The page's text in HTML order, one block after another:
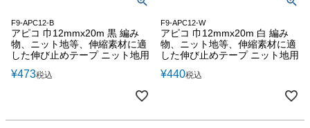
F9-APC12-B
アピコ 巾12mmx20m 黒 編み
物、ニット地等、伸縮素材に適
した伸び止めテープ ニット地用
¥473税込
F9-APC12-W
アピコ 巾12mmx20m 白 編み
物、ニット地等、伸縮素材に適
した伸び止めテープ ニット地用
¥440税込